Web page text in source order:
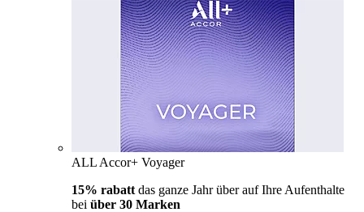
ALL Accor+ Voyager
15% rabatt das ganze Jahr über auf Ihre Aufenthalte
bei über 30 Marken